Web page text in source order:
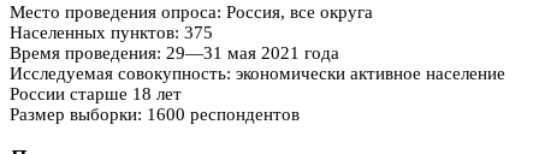
Место проведения опроса: Россия, все округа
Населенных пунктов: 375
Время проведения: 29—31 мая 2021 года
Исследуемая совокупность: экономически активное население
России старше 18 лет
Размер выборки: 1600 респондентов